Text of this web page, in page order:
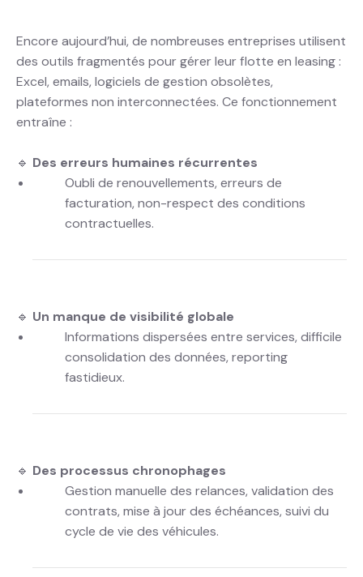
Encore aujourd’hui, de nombreuses entreprises utilisent
des outils fragmentés pour gérer leur flotte en leasing :
Excel, emails, logiciels de gestion obsolètes,
plateformes non interconnectées. Ce fonctionnement
entraîne :
🔹 Des erreurs humaines récurrentes
Oubli de renouvellements, erreurs de
facturation, non-respect des conditions
contractuelles.
🔹 Un manque de visibilité globale
Informations dispersées entre services, difficile
consolidation des données, reporting
fastidieux.
🔹 Des processus chronophages
Gestion manuelle des relances, validation des
contrats, mise à jour des échéances, suivi du
cycle de vie des véhicules.